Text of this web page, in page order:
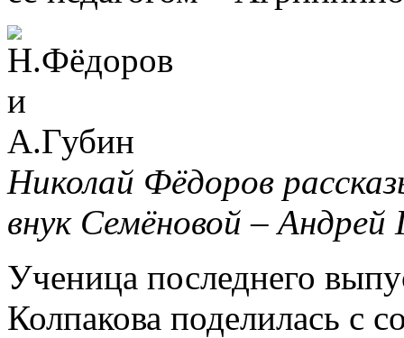
Николай Фёдоров
внук Семёновой – Андрей
Ученица последнего
Колпакова поделилась с